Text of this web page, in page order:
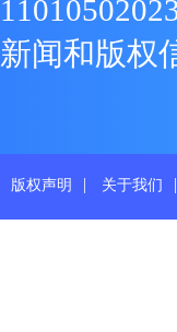
新闻和版权
版权声明 | 关于我们 |